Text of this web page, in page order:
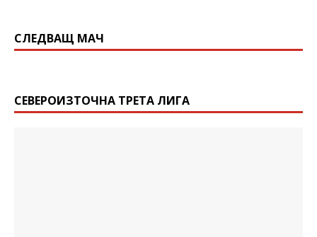
СЛЕДВАЩ МАЧ
СЕВЕРОИЗТОЧНА ТРЕТА ЛИГА